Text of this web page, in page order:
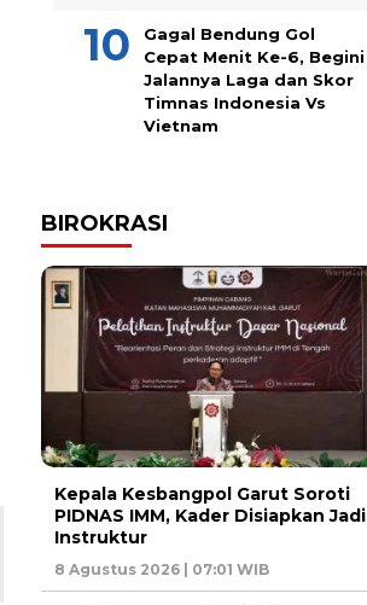
Gagal Bendung Gol
Cepat Menit Ke-6, Begini
Jalannya Laga dan Skor
Timnas Indonesia Vs
Vietnam
BIROKRASI
Kepala Kesbangpol Garut Soroti
PIDNAS IMM, Kader Disiapkan Jadi
Instruktur
8 Agustus 2026 | 07:01 WIB